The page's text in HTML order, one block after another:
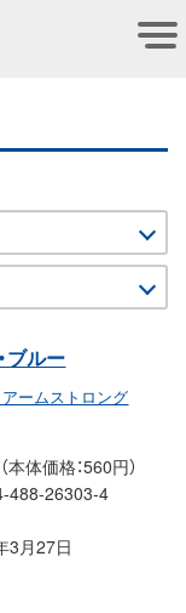
ブルー
アームストロング
本体価格：560円）
488-26303-4
3月27日